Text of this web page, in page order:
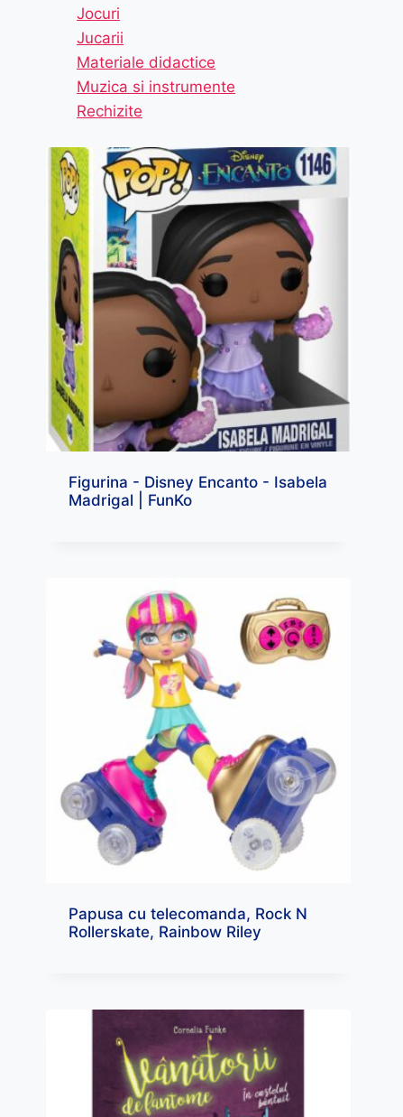
Jocuri
Jucarii
Materiale didactice
Muzica si instrumente
Rechizite
Figurina - Disney Encanto - Isabela
Madrigal | FunKo
Papusa cu telecomanda, Rock N
Rollerskate, Rainbow Riley